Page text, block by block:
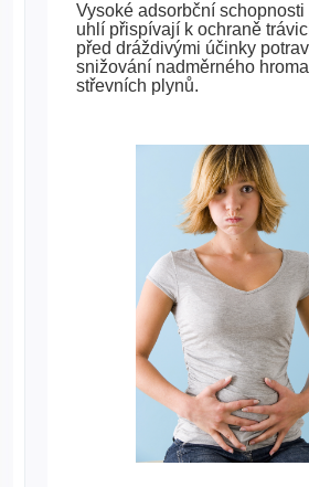
Vysoké adsorbční
uhlí přispívají k ochraně
před dráždivými účinky
snižování nadměrného
střevních plynů.